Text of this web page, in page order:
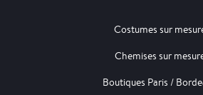
Costumes sur
Chemises sur
Boutiques Paris /